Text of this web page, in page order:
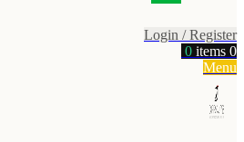
Login / Register
0
items
0
Menu